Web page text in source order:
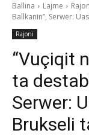
Ballina Lajme
Ballkanin”, Serwer:
Rajoni
“Vuçiqit
ta
Serwer:
Brukseli